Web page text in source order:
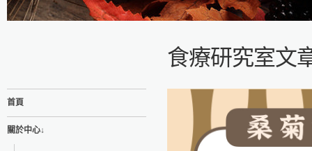
食療研究室文
首頁
關於中心↓